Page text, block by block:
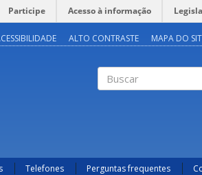
Participe Acesso à informação
ALTO CONTRASTE MAPA DO
Telefones Perguntas frequentes